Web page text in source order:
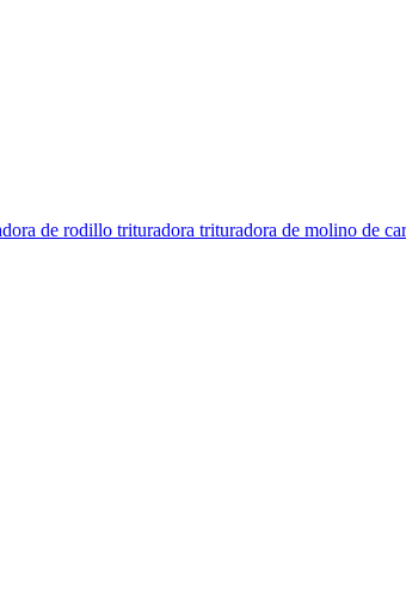
de rodillo trituradora trituradora de molino de